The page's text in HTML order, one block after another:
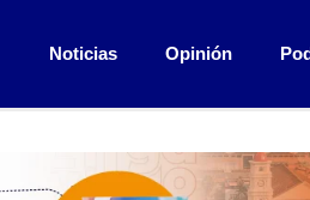
Noticias Opinión